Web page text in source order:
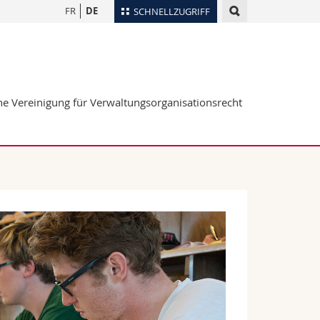
SCHNELLZUGRIFF
Webmail
FR DE
Vereinigung für Verwaltungsorganisationsrecht